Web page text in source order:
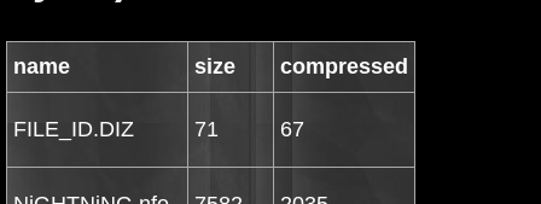
name size compressed
FILE_ID.DIZ 71 67